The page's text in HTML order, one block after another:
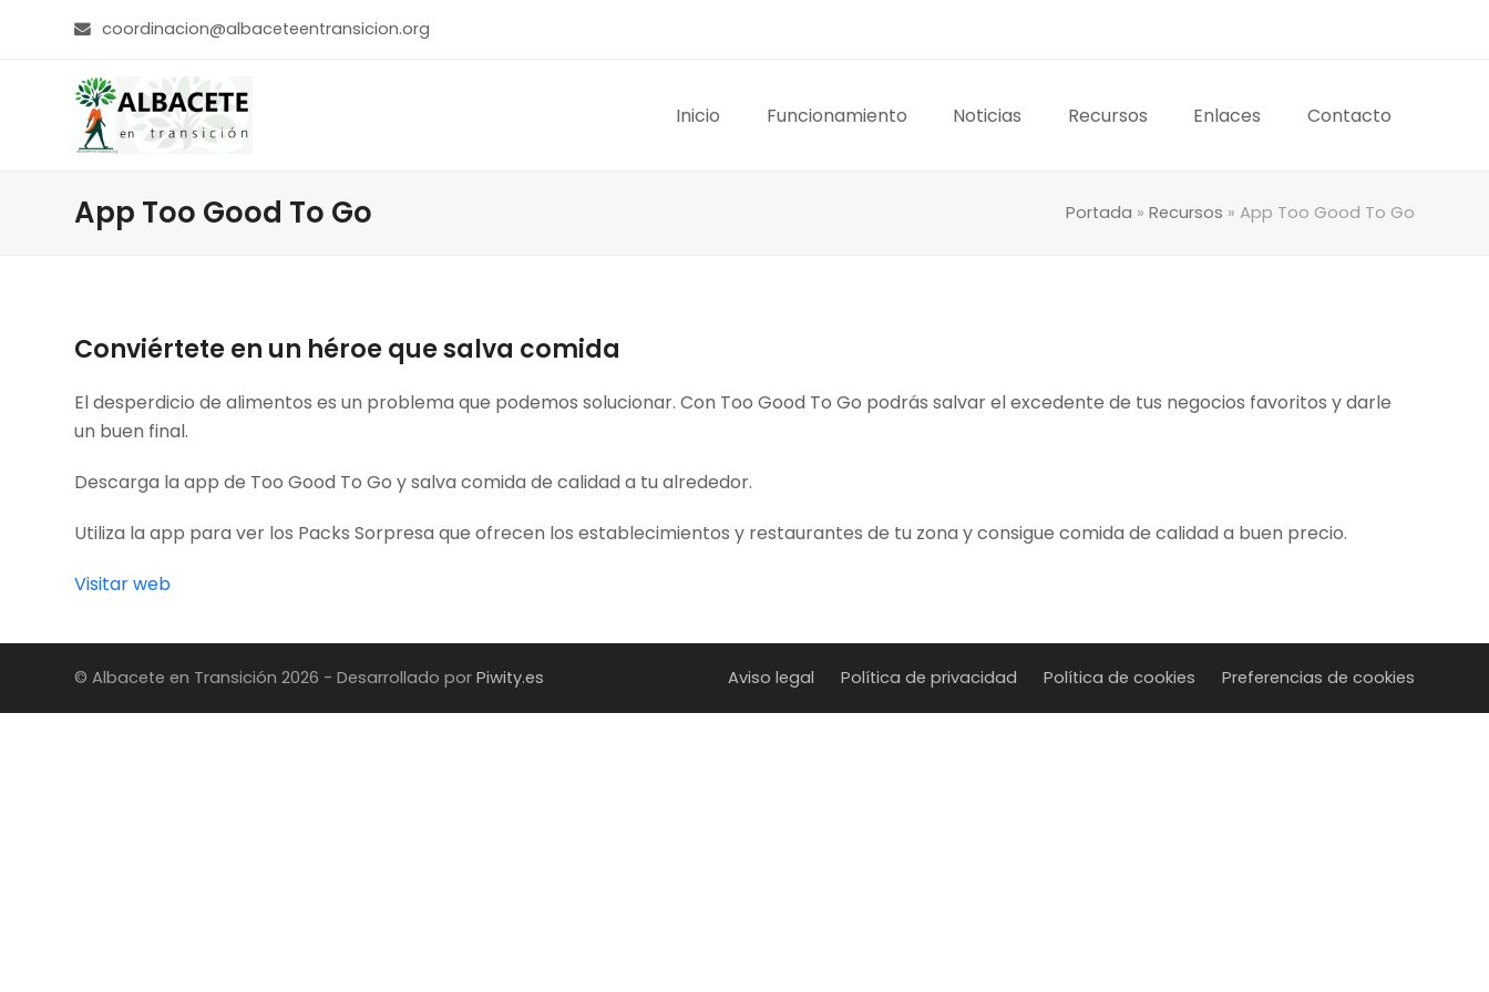
coordinacion@albaceteentransicion.org
Inicio Funcionamiento Noticias Recursos Enlaces Contacto
App Too Good To Go Portada » Recursos » App Too Good To Go
Conviértete en un héroe que salva comida
El desperdicio de alimentos es un problema que podemos solucionar. Con Too Good To Go podrás salvar el excedente de tus negocios favoritos y darle
un buen final.
Descarga la app de Too Good To Go y salva comida de calidad a tu alrededor.
Utiliza la app para ver los Packs Sorpresa que ofrecen los establecimientos y restaurantes de tu zona y consigue comida de calidad a buen precio.
Visitar web
© Albacete en Transición 2026 - Desarrollado porPiwity.es Aviso legal Política de privacidad Política de cookies Preferencias de cookies